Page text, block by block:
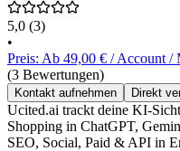
5,0 (3)
•
Preis: Ab 49,00 € / Account /
(3 Bewertungen)
Kontakt aufnehmen Direkt
Ucited.ai trackt deine KI-
Shopping in ChatGPT,
SEO, Social, Paid & API in